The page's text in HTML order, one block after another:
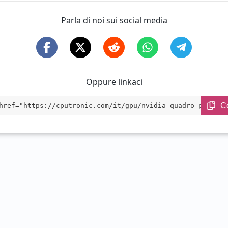
Parla di noi sui social media
Oppure linkaci
cputronic.com/it/gpu/nvidia-quadro-p3200-